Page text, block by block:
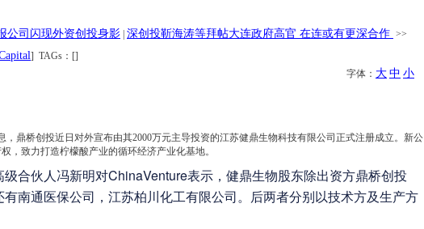
公司闪现外资创投身影 深创投靳海涛等拜帖大连政府高官 在连或有更深合作 >>
] TAGs：[]
字体： 大 中 小
，鼎桥创投近日对外宣布由其2000万元主导投资的江苏健鼎生物科技有限公司正式注册成立。新公
，致力打造柠檬酸产业的循环经济产业化基地。
伙人冯新明对ChinaVenture表示，健鼎生物股东除出资方鼎桥创投
南通医保公司，江苏柏川化工有限公司。后两者分别以技术方及生产方